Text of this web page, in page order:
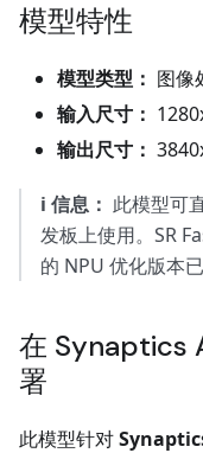
模型特性
模型类型： 图像
输入尺寸：
输出尺寸：
ℹ️ 信息： 此模型可
发板上使用。SR
的 NPU 优化版本
在 Synaptics
署
此模型针对